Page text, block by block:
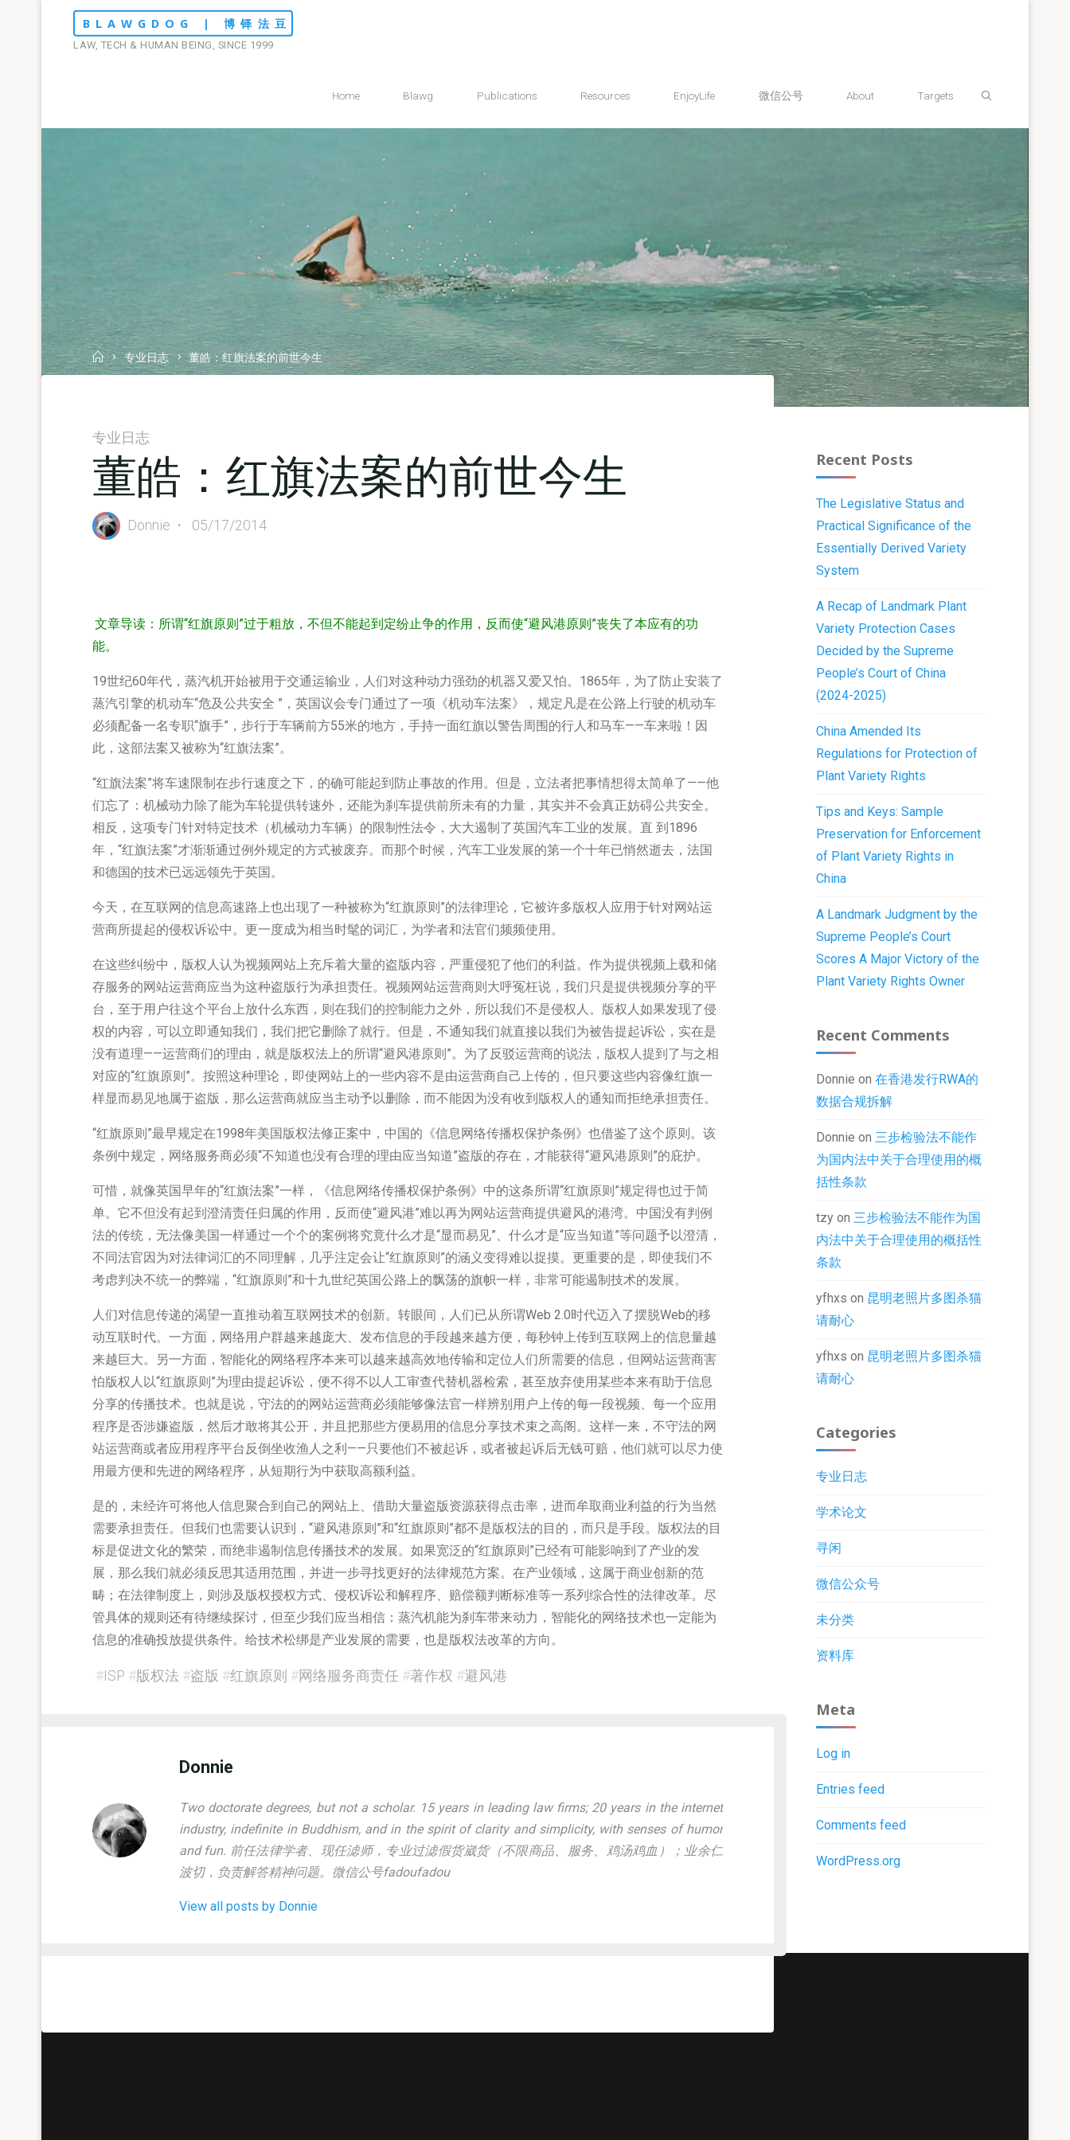
BLAWGDOG | 博铎法豆
LAW, TECH & HUMAN BEING, SINCE 1999
Home Blawg Publications Resources EnjoyLife 微信公号 About Targets
Home专业日志 董皓：红旗法案的前世今生
专业日志
董皓：红旗法案的前世今生
Donnie 05/17/2014
文章导读：所谓“红旗原则”过于粗放，不但不能起到定纷止争的作用，反而使“避风港原则”丧失了本应有的功
能。
19世纪60年代，蒸汽机开始被用于交通运输业，人们对这种动力强劲的机器又爱又怕。1865年，为了防止安装了
蒸汽引擎的机动车“危及公共安全 ”，英国议会专门通过了一项《机动车法案》，规定凡是在公路上行驶的机动车
必须配备一名专职“旗手”，步行于车辆前方55米的地方，手持一面红旗以警告周围的行人和马车——车来啦！因
此，这部法案又被称为“红旗法案”。
“红旗法案”将车速限制在步行速度之下，的确可能起到防止事故的作用。但是，立法者把事情想得太简单了——他
们忘了：机械动力除了能为车轮提供转速外，还能为刹车提供前所未有的力量，其实并不会真正妨碍公共安全。
相反，这项专门针对特定技术（机械动力车辆）的限制性法令，大大遏制了英国汽车工业的发展。直 到1896
年，“红旗法案”才渐渐通过例外规定的方式被废弃。而那个时候，汽车工业发展的第一个十年已悄然逝去，法国
和德国的技术已远远领先于英国。
今天，在互联网的信息高速路上也出现了一种被称为“红旗原则”的法律理论，它被许多版权人应用于针对网站运
营商所提起的侵权诉讼中。更一度成为相当时髦的词汇，为学者和法官们频频使用。
在这些纠纷中，版权人认为视频网站上充斥着大量的盗版内容，严重侵犯了他们的利益。作为提供视频上载和储
存服务的网站运营商应当为这种盗版行为承担责任。视频网站运营商则大呼冤枉说，我们只是提供视频分享的平
台，至于用户往这个平台上放什么东西，则在我们的控制能力之外，所以我们不是侵权人。版权人如果发现了侵
权的内容，可以立即通知我们，我们把它删除了就行。但是，不通知我们就直接以我们为被告提起诉讼，实在是
没有道理——运营商们的理由，就是版权法上的所谓“避风港原则”。为了反驳运营商的说法，版权人提到了与之相
对应的“红旗原则”。按照这种理论，即使网站上的一些内容不是由运营商自己上传的，但只要这些内容像红旗一
样显而易见地属于盗版，那么运营商就应当主动予以删除，而不能因为没有收到版权人的通知而拒绝承担责任。
“红旗原则”最早规定在1998年美国版权法修正案中，中国的《信息网络传播权保护条例》也借鉴了这个原则。该
条例中规定，网络服务商必须“不知道也没有合理的理由应当知道”盗版的存在，才能获得“避风港原则”的庇护。
可惜，就像英国早年的“红旗法案”一样，《信息网络传播权保护条例》中的这条所谓“红旗原则”规定得也过于简
单。它不但没有起到澄清责任归属的作用，反而使“避风港”难以再为网站运营商提供避风的港湾。中国没有判例
法的传统，无法像美国一样通过一个个的案例将究竟什么才是“显而易见”、什么才是“应当知道”等问题予以澄清，
不同法官因为对法律词汇的不同理解，几乎注定会让“红旗原则”的涵义变得难以捉摸。更重要的是，即使我们不
考虑判决不统一的弊端，“红旗原则”和十九世纪英国公路上的飘荡的旗帜一样，非常可能遏制技术的发展。
人们对信息传递的渴望一直推动着互联网技术的创新。转眼间，人们已从所谓Web 2.0时代迈入了摆脱Web的移
动互联时代。一方面，网络用户群越来越庞大、发布信息的手段越来越方便，每秒钟上传到互联网上的信息量越
来越巨大。另一方面，智能化的网络程序本来可以越来越高效地传输和定位人们所需要的信息，但网站运营商害
怕版权人以“红旗原则”为理由提起诉讼，便不得不以人工审查代替机器检索，甚至放弃使用某些本来有助于信息
分享的传播技术。也就是说，守法的的网站运营商必须能够像法官一样辨别用户上传的每一段视频、每一个应用
程序是否涉嫌盗版，然后才敢将其公开，并且把那些方便易用的信息分享技术束之高阁。这样一来，不守法的网
站运营商或者应用程序平台反倒坐收渔人之利——只要他们不被起诉，或者被起诉后无钱可赔，他们就可以尽力使
用最方便和先进的网络程序，从短期行为中获取高额利益。
是的，未经许可将他人信息聚合到自己的网站上、借助大量盗版资源获得点击率，进而牟取商业利益的行为当然
需要承担责任。但我们也需要认识到，“避风港原则”和“红旗原则”都不是版权法的目的，而只是手段。版权法的目
标是促进文化的繁荣，而绝非遏制信息传播技术的发展。如果宽泛的“红旗原则”已经有可能影响到了产业的发
展，那么我们就必须反思其适用范围，并进一步寻找更好的法律规范方案。在产业领域，这属于商业创新的范
畴；在法律制度上，则涉及版权授权方式、侵权诉讼和解程序、赔偿额判断标准等一系列综合性的法律改革。尽
管具体的规则还有待继续探讨，但至少我们应当相信：蒸汽机能为刹车带来动力，智能化的网络技术也一定能为
信息的准确投放提供条件。给技术松绑是产业发展的需要，也是版权法改革的方向。
# ISP #版权法 #盗版 #红旗原则 #网络服务商责任 #著作权 #避风港
Donnie
Two doctorate degrees, but not a scholar. 15 years in leading law firms; 20 years in the internet
industry, indefinite in Buddhism, and in the spirit of clarity and simplicity, with senses of humor
and fun. 前任法律学者、现任滤师，专业过滤假货崴货（不限商品、服务、鸡汤鸡血）；业余仁
波切，负责解答精神问题。微信公号fadoufadou
View all posts by Donnie
Recent Posts
The Legislative Status and
Practical Significance of the
Essentially Derived Variety
System
A Recap of Landmark Plant
Variety Protection Cases
Decided by the Supreme
People’s Court of China
(2024-2025)
China Amended Its
Regulations for Protection of
Plant Variety Rights
Tips and Keys: Sample
Preservation for Enforcement
of Plant Variety Rights in
China
A Landmark Judgment by the
Supreme People’s Court
Scores A Major Victory of the
Plant Variety Rights Owner
Recent Comments
Donnie on在香港发行RWA的
数据合规拆解
Donnie on三步检验法不能作
为国内法中关于合理使用的概
括性条款
tzy on三步检验法不能作为国
内法中关于合理使用的概括性
条款
yfhxs on 昆明老照片多图杀猫
请耐心
yfhxs on 昆明老照片多图杀猫
请耐心
Categories
专业日志
学术论文
寻闲
微信公众号
未分类
资料库
Meta
Log in
Entries feed
Comments feed
WordPress.org